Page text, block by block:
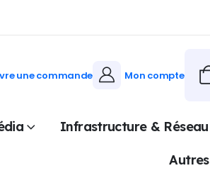
une commande Mon compte
Infrastructure & Réseau
Autres